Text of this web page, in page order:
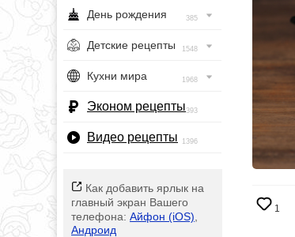
День рождения 385
Детские рецепты 1548
Кухни мира 1968
Эконом рецепты393
Видео рецепты 1396
Как добавить ярлык на
главный экран Вашего
телефона: Айфон (iOS)
Андроид
1